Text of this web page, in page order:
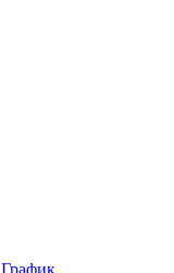
График